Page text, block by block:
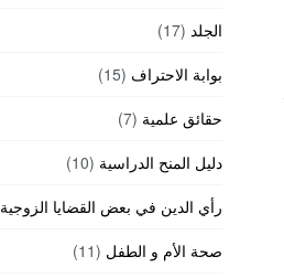
الجلد (17)
بوابة الاحتراف (15)
حقائق علمية (7)
دليل المنح الدراسية (10)
رأي الدين في بعض القضايا الزوجية
صحة الأم و الطفل (11)